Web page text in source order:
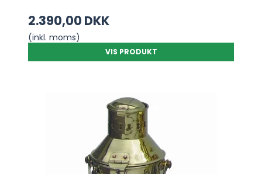
2.390,00 DKK
(inkl. moms)
VIS PRODUKT